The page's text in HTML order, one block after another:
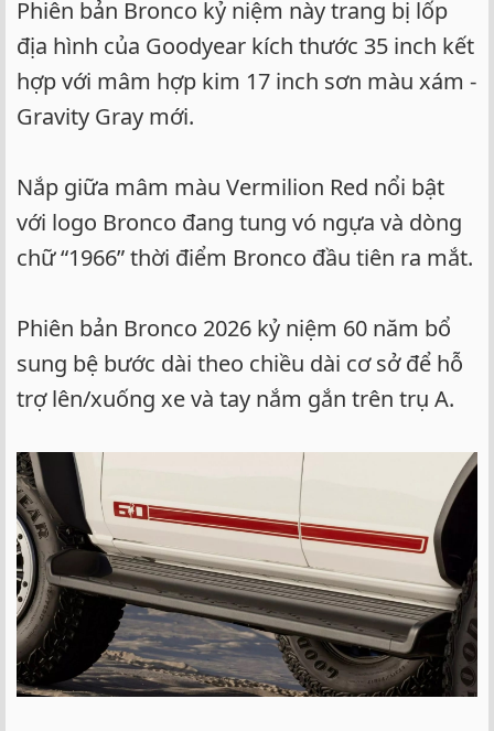
Phiên bản Bronco kỷ niệm này trang bị lốp
địa hình của Goodyear kích thước 35 inch kết
hợp với mâm hợp kim 17 inch sơn màu xám -
Gravity Gray mới.
Nắp giữa mâm màu Vermilion Red nổi bật
với logo Bronco đang tung vó ngựa và dòng
chữ “1966” thời điểm Bronco đầu tiên ra mắt.
Phiên bản Bronco 2026 kỷ niệm 60 năm bổ
sung bệ bước dài theo chiều dài cơ sở để hỗ
trợ lên/xuống xe và tay nắm gắn trên trụ A.